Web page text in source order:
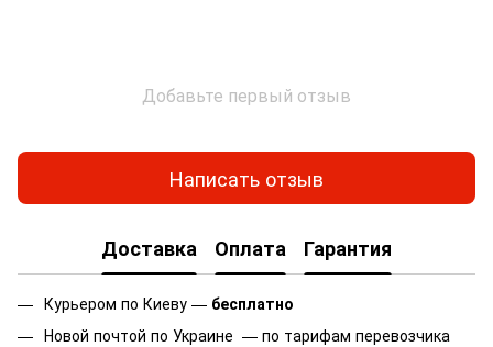
Добавьте первый отзыв
Написать отзыв
Доставка Оплата Гарантия
Курьером по Киеву — бесплатно
Новой почтой по Украине — по тарифам перевозчика